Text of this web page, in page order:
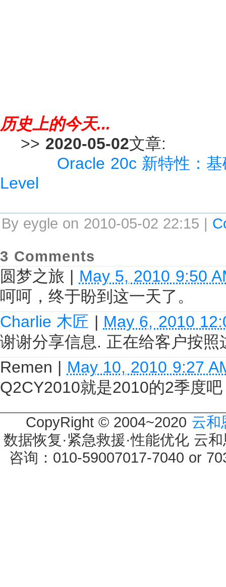
历史上的今天...
>> 2020-05-02文章:
Oracle 20c 新特性：
Level
By eygle on 2010-05-02 22:15 |
3 Comments
圆梦之旅 | May 5, 2010 9:50
呵呵，终于盼到这一天了。
Charlie 木匠 | May 6, 2010
谢谢分享信息. 正在给客户按照
Remen | May 10, 2010 9:27
Q2CY2010就是2010的2季度吧
CopyRight © 2004~2020 云和
数据恢复·紧急救援·性能优化 云
咨询：010-59007017-7040 or